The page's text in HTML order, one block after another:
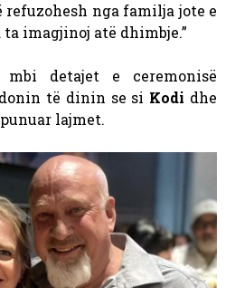
nga familja jote e
imagjinoj atë dhimbje.”
detajet e ceremonisë
të dinin se si Kodi dhe
lajmet.